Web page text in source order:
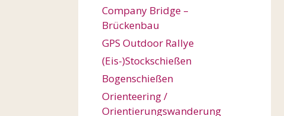
Company Bridge –
Brückenbau
GPS Outdoor Rallye
(Eis-)Stockschießen
Bogenschießen
Orienteering /
Orientierungswanderung